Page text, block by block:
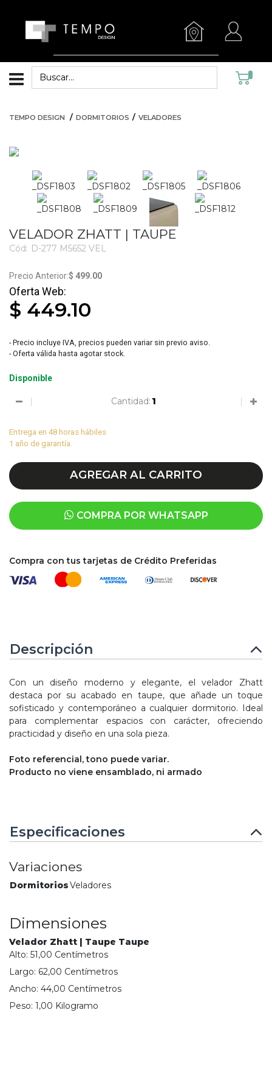
TEMPO DESIGN DORMITORIOS VELADORES
VELADOR ZHATT | TAUPE
Cód: D-277 M5652 VEL
$ 499.00
$ 449.10
- Precio incluye IVA, precios pueden variar sin previo aviso.
- Oferta válida hasta agotar stock.
Disponible
Cantidad:
Entrega en 48 horas hábiles
1 año de garantía.
AGREGAR AL CARRITO
COMPRA POR WHATSAPP
Compra con tus tarjetas de Crédito Preferidas
Descripción
Con un diseño moderno y elegante, el velador Zhatt
destaca por su acabado en taupe, que añade un toque
sofisticado y contemporáneo a cualquier dormitorio. Ideal
para complementar espacios con carácter, ofreciendo
practicidad y diseño en una sola pieza.
Foto referencial, tono puede variar.
Producto no viene ensamblado, ni armado
Especificaciones
Variaciones
DormitoriosVeladores
Dimensiones
Velador Zhatt | Taupe Taupe
Alto: 51,00 Centímetros
Largo: 62,00 Centímetros
Ancho: 44,00 Centímetros
Peso: 1,00 Kilogramo